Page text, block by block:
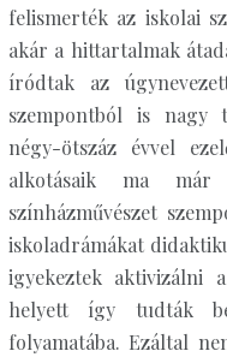
felismerték az iskolai
akár a hittartalmak
íródtak az
szempontból is nagy
négy-ötszáz évvel
alkotásaik ma már
színházművészet
iskoladrámákat
igyekeztek aktivizálni
helyett így tudták
folyamatába. Ezáltal